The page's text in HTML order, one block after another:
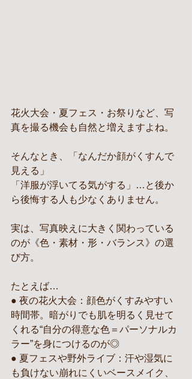
花火大会・夏フェス・お祭りなど、写
真を撮る機会も自然と増えますよね。
そんなとき、「なんだか顔がくすんで
見える」
「洋服が浮いてる気がする」…と後か
ら後悔する人も少なくありません。
実は、写真映えに大きく関わっている
のが《色・素材・形・バランス》の選
び方。
たとえば…
● 夜の花火大会：顔色がくすみやすい
時間帯。暗がりでも肌を明るく見せて
くれる“自分の得意な色＝パーソナルカ
ラー”を身につけるのが◎
● 夏フェスや野外ライブ：汗や湿気に
も負けない崩れにくいベースメイク、